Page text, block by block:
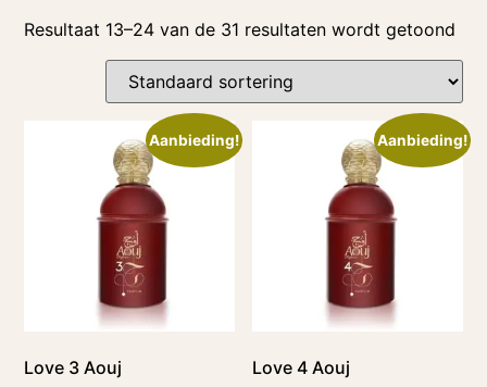
Resultaat 13–24 van de 31 resultaten wordt getoond
Aanbieding!
Love 3 Aouj
Aanbieding!
Love 4 Aouj